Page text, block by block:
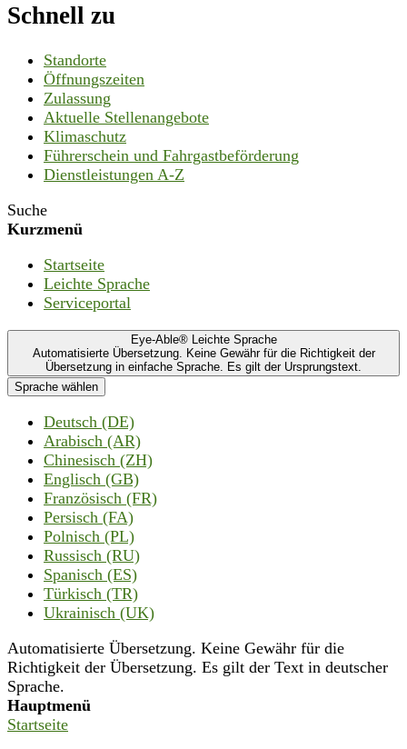
Schnell zu
Standorte
Öffnungszeiten
Zulassung
Aktuelle Stellenangebote
Klimaschutz
Führerschein und Fahrgastbeförderung
Dienstleistungen A-Z
Suche
Kurzmenü
Startseite
Leichte Sprache
Serviceportal
Eye-Able® Leichte Sprache
Automatisierte Übersetzung. Keine Gewähr für die Richtigkeit der
Übersetzung in einfache Sprache. Es gilt der Ursprungstext.
Sprache wählen
Deutsch (DE)
Arabisch (AR)
Chinesisch (ZH)
Englisch (GB)
Französisch (FR)
Persisch (FA)
Polnisch (PL)
Russisch (RU)
Spanisch (ES)
Türkisch (TR)
Ukrainisch (UK)
Automatisierte Übersetzung. Keine Gewähr für die
Richtigkeit der Übersetzung. Es gilt der Text in deutscher
Sprache.
Hauptmenü
Startseite